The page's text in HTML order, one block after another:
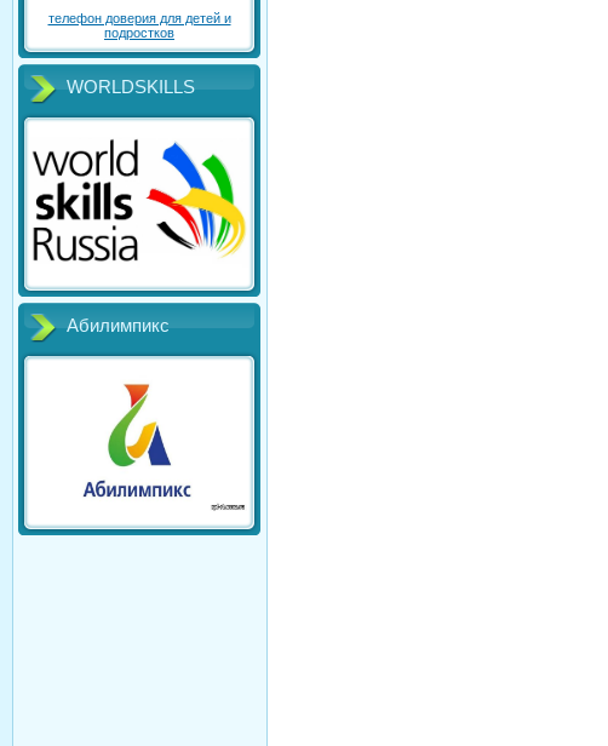
телефон доверия для детей и
подростков
WORLDSKILLS
Абилимпикс